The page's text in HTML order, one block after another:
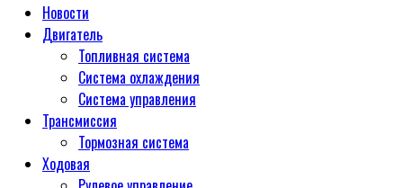
Новости
Двигатель
Топливная система
Система охлаждения
Система управления
Трансмиссия
Тормозная система
Ходовая